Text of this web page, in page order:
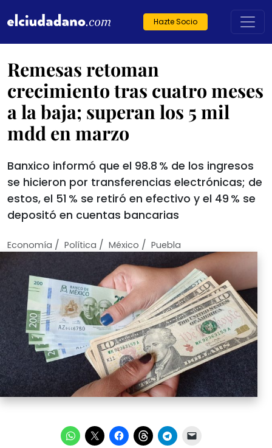
Hazte Socio
Remesas retoman
crecimiento tras cuatro meses
a la baja; superan los 5 mil
mdd en marzo
Banxico informó que el 98.8 % de los ingresos
se hicieron por transferencias electrónicas; de
estos, el 51 % se retiró en efectivo y el 49 % se
depositó en cuentas bancarias
Economí­a / Política / México / Puebla